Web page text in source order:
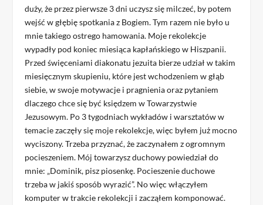
duży, że przez pierwsze 3 dni uczysz się milczeć, by potem
wejść w głębię spotkania z Bogiem. Tym razem nie było u
mnie takiego ostrego hamowania. Moje rekolekcje
wypadły pod koniec miesiąca kapłańskiego w Hiszpanii.
Przed święceniami diakonatu jezuita bierze udział w takim
miesięcznym skupieniu, które jest wchodzeniem w głąb
siebie, w swoje motywacje i pragnienia oraz pytaniem
dlaczego chce się być księdzem w Towarzystwie
Jezusowym. Po 3 tygodniach wykładów i warsztatów w
temacie zaczęły się moje rekolekcje, więc byłem już mocno
wyciszony. Trzeba przyznać, że zaczynałem z ogromnym
pocieszeniem. Mój towarzysz duchowy powiedział do
mnie: „Dominik, pisz piosenkę. Pocieszenie duchowe
trzeba w jakiś sposób wyrazić”. No więc włączyłem
komputer w trakcie rekolekcji i zacząłem komponować.